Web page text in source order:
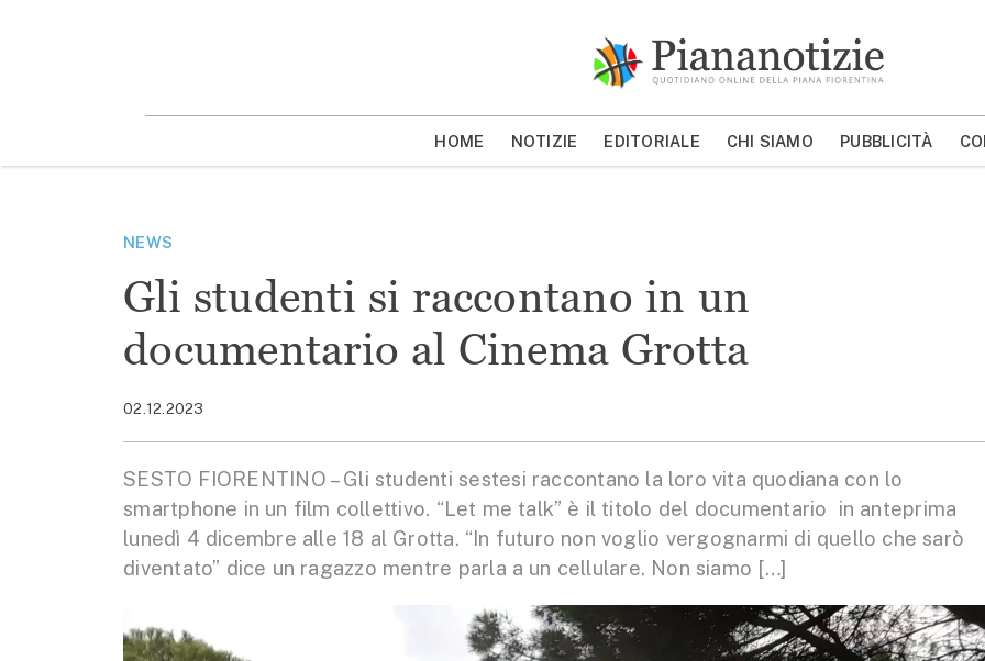
MOSTRA/NASCONDI CERCA
HOME NOTIZIE EDITORIALE CHI SIAMO PUBBLICITÀ
NEWS
Gli studenti si raccontano in un
documentario al Cinema Grotta
02.12.2023
SESTO FIORENTINO – Gli studenti sestesi raccontano la loro vita quodiana con lo
smartphone in un film collettivo. “Let me talk” è il titolo del documentario in anteprima
lunedì 4 dicembre alle 18 al Grotta. “In futuro non voglio vergognarmi di quello che sarò
diventato” dice un ragazzo mentre parla a un cellulare. Non siamo […]